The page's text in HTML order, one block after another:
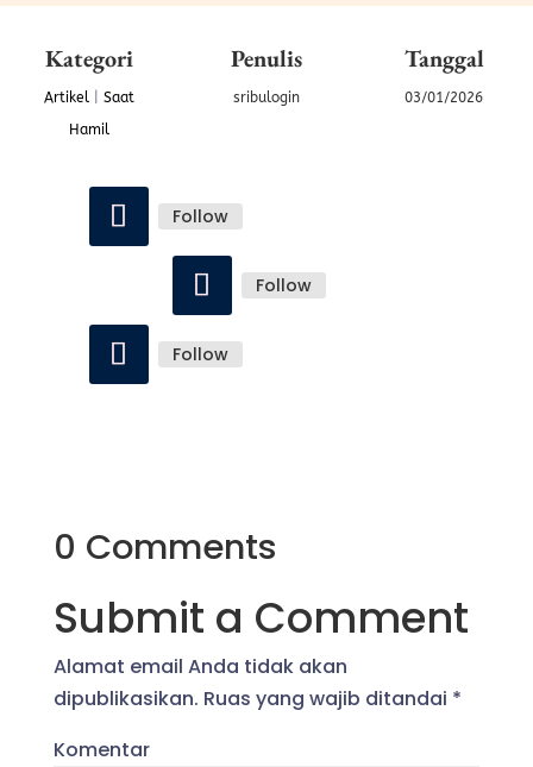
Kategori
Artikel| Saat
Hamil
Penulis
sribulogin
Tanggal
03/01/2026
Follow
Follow
Follow
0 Comments
Submit a Comment
Alamat email Anda tidak akan
dipublikasikan. Ruas yang wajib ditandai *
Komentar